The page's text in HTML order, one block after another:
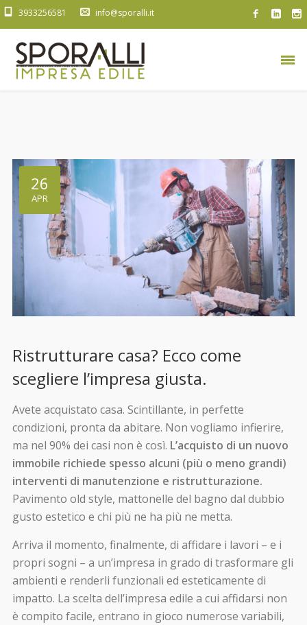
3933256581 info@sporalli.it
26
APR
Ristrutturare casa? Ecco come
scegliere l’impresa giusta.
Avete acquistato casa. Scintillante, in perfette
condizioni, pronta da abitare. Non vogliamo infierire,
ma nel 90% dei casi non è così. L’acquisto di un nuovo
immobile richiede spesso alcuni (più o meno grandi)
interventi di manutenzione e ristrutturazione.
Pavimento old style, mattonelle del bagno dal dubbio
gusto estetico e chi più ne ha più ne metta.
Arriva il momento, finalmente, di affidare i lavori – e i
propri sogni – a un’impresa in grado di trasformare gli
ambienti e renderli funzionali ed esteticamente di
impatto. La scelta dell’impresa edile a cui affidarsi non
è compito facile, entrano in gioco numerose variabili,